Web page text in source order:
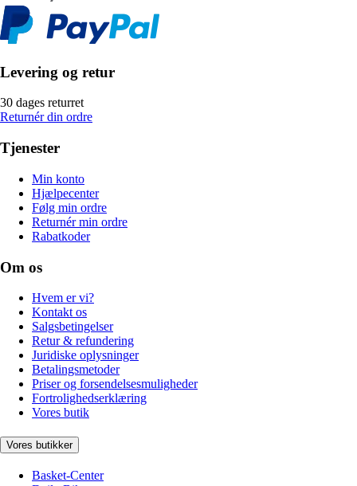
Levering og retur
30 dages returret
Returnér din ordre
Tjenester
Min konto
Hjælpecenter
Følg min ordre
Returnér min ordre
Rabatkoder
Om os
Hvem er vi?
Kontakt os
Salgsbetingelser
Retur & refundering
Juridiske oplysninger
Betalingsmetoder
Priser og forsendelsesmuligheder
Fortrolighedserklæring
Vores butik
Vores butikker
Basket-Center